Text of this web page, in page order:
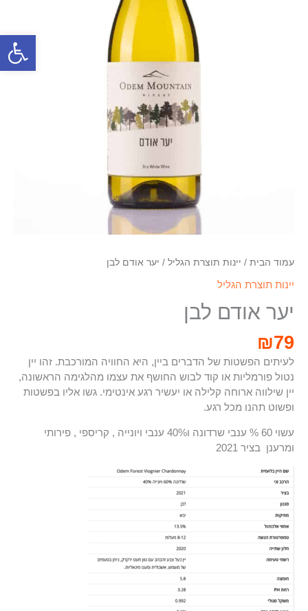
פתח
עמוד הבית / יינות תוצרת הגליל / יער אודם לבן
יינות תוצרת הגליל
יער אודם לבן
₪79
לעיתים הפשטות של הדברים ביין, היא החוויה המורכבת. זהו יין
נטול פורמליות או קוד לבוש החושף את עצמו מהלגימה הראשונה,
יין שילווה ארוחה קלילה או יעשיר רגע אינטימי. גשו אליו בפשטות
ופשוט תהנו מכל רגע.
עשוי 60 % ענבי שרדונה ו40% ענבי ויונייה , קריספי , פירותי
ומרענן בציר 2021